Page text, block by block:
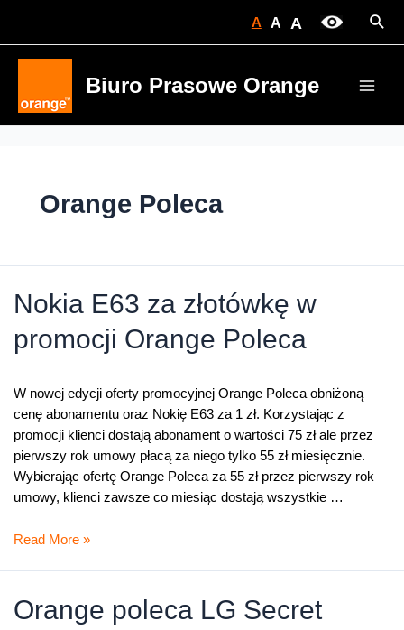
A A A
Biuro Prasowe Orange
Orange Poleca
Nokia E63 za złotówkę w
promocji Orange Poleca
W nowej edycji oferty promocyjnej Orange Poleca obniżoną
cenę abonamentu oraz Nokię E63 za 1 zł. Korzystając z
promocji klienci dostają abonament o wartości 75 zł ale przez
pierwszy rok umowy płacą za niego tylko 55 zł miesięcznie.
Wybierając ofertę Orange Poleca za 55 zł przez pierwszy rok
umowy, klienci zawsze co miesiąc dostają wszystkie …
Nokia
złotówkę
w
Read More »
Orange poleca LG Secret